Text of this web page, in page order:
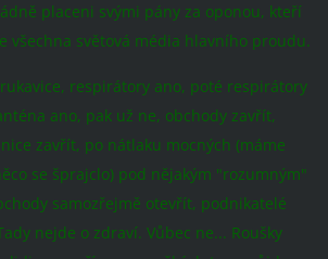
placeni svými pány za oponou, kteří
všechna světová média hlavního proudu.
respirátory ano, poté respirátory
ano, pak už ne, obchody zavřít,
zavřít, po nátlaku mocných (máme
se šprajclo) pod nějakým "rozumným"
samozřejmě otevřít, podnikatelé
nejde o zdraví. Vůbec ne... Roušky